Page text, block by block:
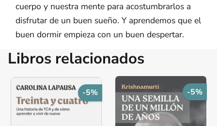
cuerpo y nuestra mente para acostumbrarlos a
disfrutar de un buen sueño. Y aprendemos que el
buen dormir empieza con un buen despertar.
Libros relacionados
-5% -5%